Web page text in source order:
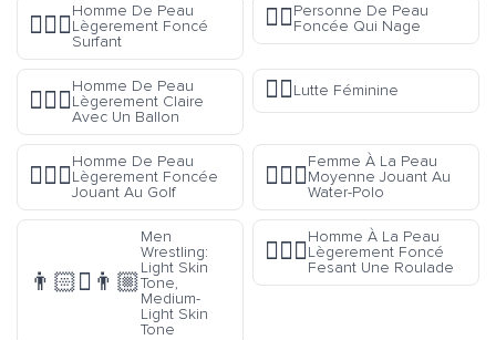
🏄🏾‍♂️
Homme De Peau
Lègerement Foncé
Surfant
🏊🏿Personne De Peau
Foncée Qui Nage
⛹🏼‍♂️
Homme De Peau
Lègerement Claire
Avec Un Ballon
🤼‍♀️Lutte Féminine
🏌🏾‍♂️
Homme De Peau
Lègerement Foncée
Jouant Au Golf
🤽🏽‍♀️
Femme À La Peau
Moyenne Jouant Au
Water-Polo
👨🏻‍🫯‍👨🏼
Men
Wrestling:
Light Skin
Tone,
Medium-
Light Skin
Tone
🤸🏾‍♂️
Homme À La Peau
Lègerement Foncé
Fesant Une Roulade